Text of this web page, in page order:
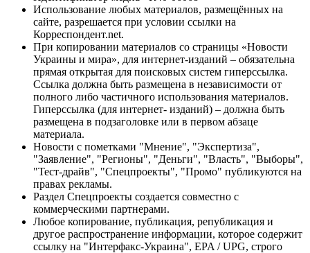
Использование любых материалов, размещённых на
сайте, разрешается при условии ссылки на
Корреспондент.net.
При копировании материалов со страницы «Новости
Украины и мира», для интернет-изданий – обязательна
прямая открытая для поисковых систем гиперссылка.
Ссылка должна быть размещена в независимости от
полного либо частичного использования материалов.
Гиперссылка (для интернет- изданий) – должна быть
размещена в подзаголовке или в первом абзаце
материала.
Новости с пометками "Мнение", "Экспертиза",
"Заявление", "Регионы", "Деньги", "Власть", "Выборы",
"Тест-драйв", "Спецпроекты", "Промо" публикуются на
правах рекламы.
Раздел Спецпроекты создается совместно с
коммерческими партнерами.
Любое копирование, публикация, републикация и
другое распространение информации, которое содержит
ссылку на "Интерфакс-Украина", EPA / UPG, строго